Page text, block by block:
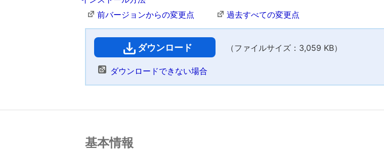
前バージョンからの変更点
過去すべての変更点
ダウンロード （ファイルサイズ：3,059 KB）
ダウンロードできない場合
基本情報